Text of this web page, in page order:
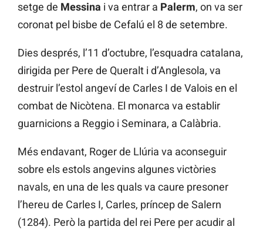
setge de Messina i va entrar a Palerm, on va ser
coronat pel bisbe de Cefalú el 8 de setembre.
Dies després, l’11 d’octubre, l’esquadra catalana,
dirigida per Pere de Queralt i d’Anglesola, va
destruir l’estol angeví de Carles I de Valois en el
combat de Nicòtena. El monarca va establir
guarnicions a Reggio i Seminara, a Calàbria.
Més endavant, Roger de Llúria va aconseguir
sobre els estols angevins algunes victòries
navals, en una de les quals va caure presoner
l’hereu de Carles I, Carles, príncep de Salern
(1284). Però la partida del rei Pere per acudir al